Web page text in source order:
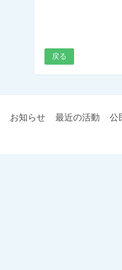
戻る
お知らせ 最近の活動 公